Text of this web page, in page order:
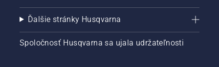
Ďalšie stránky Husqvarna
Spoločnosť Husqvarna sa ujala udržateľnosti